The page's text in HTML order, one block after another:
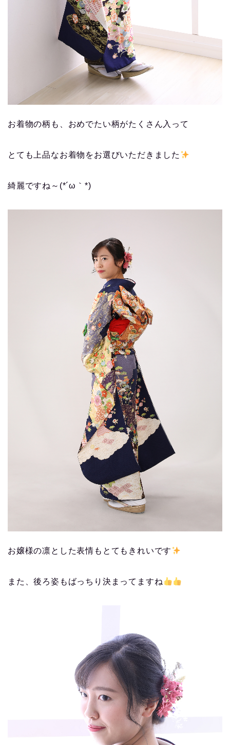
お着物の柄も、おめでたい柄がたくさん入って
とても上品なお着物をお選びいただきました
綺麗ですね～(*´ω｀*)
お嬢様の凛とした表情もとてもきれいです
また、後ろ姿もばっちり決まってますね